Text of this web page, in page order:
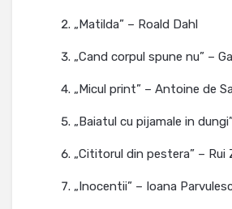
„Matilda” – Roald Dahl
„Cand corpul spune nu” –
„Micul print” – Antoine de
„Baiatul cu pijamale in
„Cititorul din pestera” – Rui
„Inocentii” – Ioana